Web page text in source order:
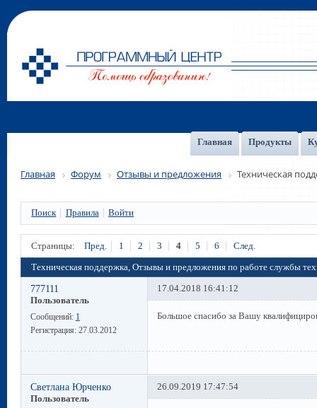
Главная Продукты
Главная Форум Отзывы и предложения Техническая
Поиск Правила Войти
Страницы: Пред. 1 2 3 4 5 6 След.
Техническая поддержка, Отзывы и предложения по работе службы
777111
Пользователь
Сообщений: 1
Регистрация: 27.03.2012
17.04.2018 16:41:12
Большое спасибо за Вашу
Светлана Юрченко
Пользователь
26.09.2019 17:47:54